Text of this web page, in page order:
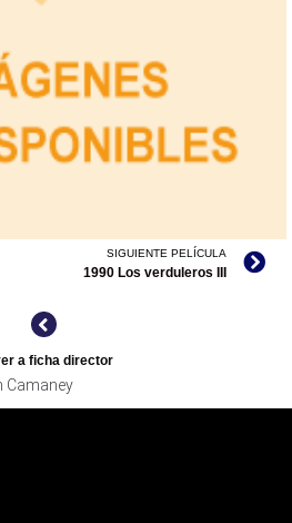
SIGUIENTE PELÍCULA
1990 Los verduleros III
a ficha director
Camaney